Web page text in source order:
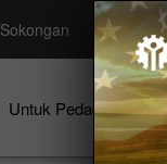
Sokongan
Untuk Pedagang